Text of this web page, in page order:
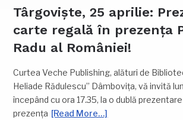
Târgoviște, 25 aprilie:
carte regală în prezența
Radu al României!
Curtea Veche Publishing, alături de
Heliade Rădulescu” Dâmbovița, vă invită
începând cu ora 17.35, la o dublă
prezența [Read More…]